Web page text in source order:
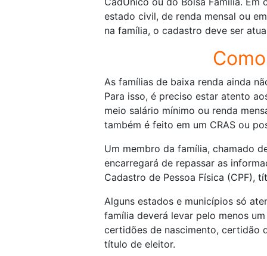
estado civil, de renda mensal ou
na família, o cadastro deve ser
As famílias de baixa renda ainda
Para isso, é preciso estar atento
meio salário mínimo ou renda
também é feito em um CRAS ou
Um membro da família, chamado
encarregará de repassar as
Cadastro de Pessoa Física (CPF),
Alguns estados e municípios só
família deverá levar pelo menos
certidões de nascimento, certidão
título de eleitor.